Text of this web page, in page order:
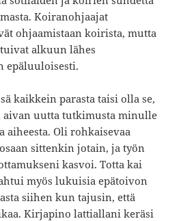
Koiranohjaajat
ohjaamistaan koirista, mutta
alkuun lähes
epäluuloisesti.
kaikkein parasta taisi olla se,
aivan uutta tutkimusta minulle
aiheesta. Oli rohkaisevaa
sittenkin jotain, ja työn
kasvoi. Totta kai
myös lukuisia epätoivon
siihen kun tajusin, että
Kirjapino lattiallani keräsi